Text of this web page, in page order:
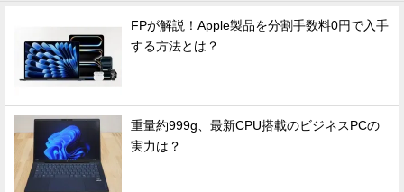
FPが解説！Apple製品を分割手数料0円で入手
する方法とは？
重量約999g、最新CPU搭載のビジネスPCの
実力は？